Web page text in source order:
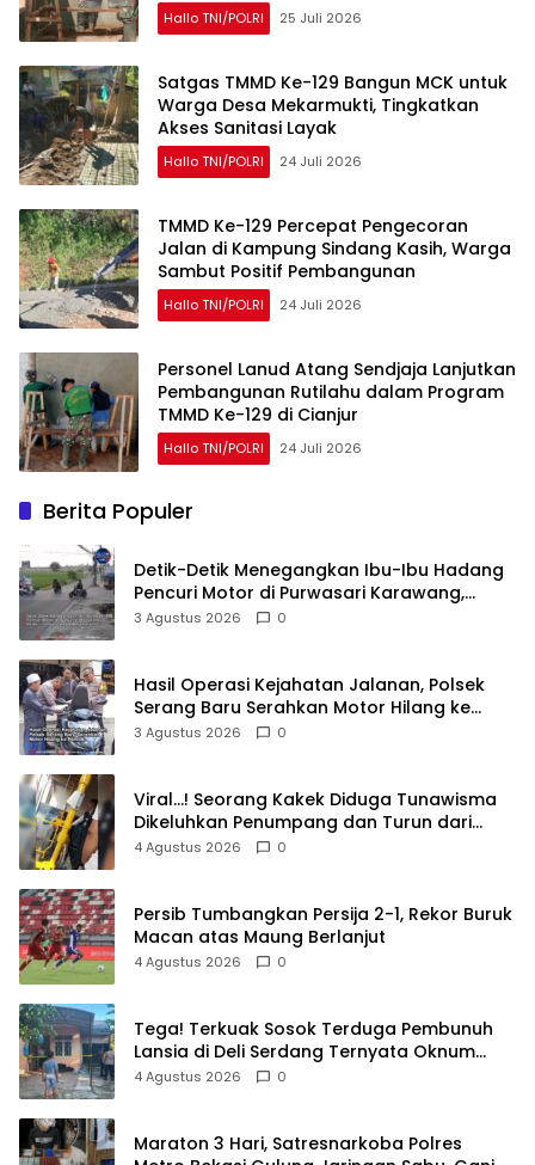
Hallo TNI/POLRI 25 Juli 2026
Satgas TMMD Ke-129 Bangun MCK untuk
Warga Desa Mekarmukti, Tingkatkan
Akses Sanitasi Layak
Hallo TNI/POLRI 24 Juli 2026
TMMD Ke-129 Percepat Pengecoran
Jalan di Kampung Sindang Kasih, Warga
Sambut Positif Pembangunan
Hallo TNI/POLRI 24 Juli 2026
Personel Lanud Atang Sendjaja Lanjutkan
Pembangunan Rutilahu dalam Program
TMMD Ke-129 di Cianjur
Hallo TNI/POLRI 24 Juli 2026
Berita Populer
Detik-Detik Menegangkan Ibu-Ibu Hadang
Pencuri Motor di Purwasari Karawang,
Pelaku Lolos di Tengah Keramaian!
3 Agustus 2026 0
Hasil Operasi Kejahatan Jalanan, Polsek
Serang Baru Serahkan Motor Hilang ke
Pemilik
3 Agustus 2026 0
Viral…! Seorang Kakek Diduga Tunawisma
Dikeluhkan Penumpang dan Turun dari
TransJakarta Karena Bau Badan
4 Agustus 2026 0
Persib Tumbangkan Persija 2-1, Rekor Buruk
Macan atas Maung Berlanjut
4 Agustus 2026 0
Tega! Terkuak Sosok Terduga Pembunuh
Lansia di Deli Serdang Ternyata Oknum
Polisi Tetangga Korban
4 Agustus 2026 0
Maraton 3 Hari, Satresnarkoba Polres